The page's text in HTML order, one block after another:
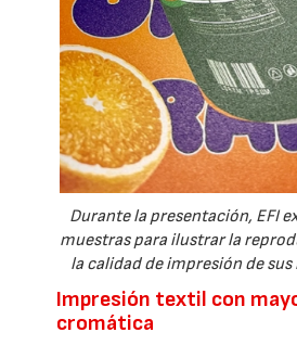
Durante la presentación, EFI
muestras para ilustrar la
la calidad de impresión de
Impresión textil con
cromática